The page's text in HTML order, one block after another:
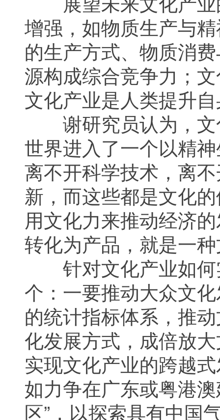
增强，如物质生产与
的生产方式、物质消
源构成综合竞争力；
文化产业是人类提升
谢研究员认为，文
世界进入了一个以精
离不开科学技术，离
新，而这些都是文化
用文化力来推动经济
转化为产品，就是一
针对文化产业如何
个：一要推动大众文
的统计指标体系，推
化发展方式，成倍放
实现文化产业的跨越
如力争在广东或粤港
区”，以探索具有中国